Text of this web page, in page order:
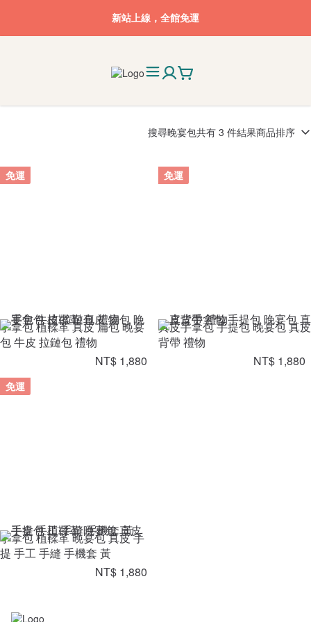
新站上線，全館免運
搜尋晚宴包共有 3 件結果商品排序
免運
手拿包 植鞣革 真皮 扁包 晚宴
包 牛皮 拉鏈包 禮物
NT$ 1,880
免運
真皮手拿包 手提包 晚宴包 真皮
背帶 禮物
NT$ 1,880
免運
手拿包 植鞣革 晚宴包 真皮 手
提 手工 手縫 手機套 黃
NT$ 1,880